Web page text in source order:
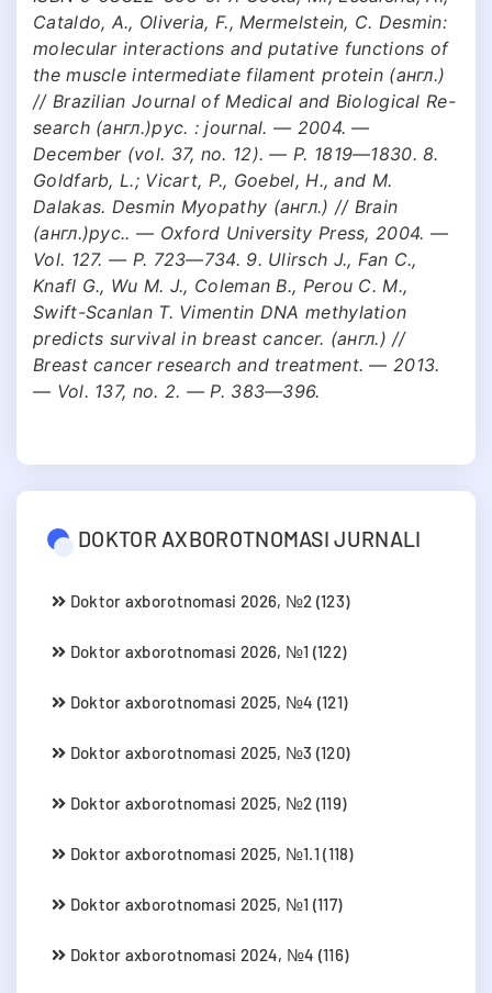
Cataldo, A., Oliveria, F., Mermelstein, C. Desmin:
molecular interactions and putative functions of
the muscle intermediate filament protein (англ.)
// Brazilian Journal of Medical and Biological Re-
search (англ.)рус. : journal. — 2004. —
December (vol. 37, no. 12). — P. 1819—1830. 8.
Goldfarb, L.; Vicart, P., Goebel, H., and M.
Dalakas. Desmin Myopathy (англ.) // Brain
(англ.)рус.. — Oxford University Press, 2004. —
Vol. 127. — P. 723—734. 9. Ulirsch J., Fan C.,
Knafl G., Wu M. J., Coleman B., Perou C. M.,
Swift-Scanlan T. Vimentin DNA methylation
predicts survival in breast cancer. (англ.) //
Breast cancer research and treatment. — 2013.
— Vol. 137, no. 2. — P. 383—396.
DOKTOR AXBOROTNOMASI JURNALI
Doktor axborotnomasi 2026, №2 (123)
Doktor axborotnomasi 2026, №1 (122)
Doktor axborotnomasi 2025, №4 (121)
Doktor axborotnomasi 2025, №3 (120)
Doktor axborotnomasi 2025, №2 (119)
Doktor axborotnomasi 2025, №1.1 (118)
Doktor axborotnomasi 2025, №1 (117)
Doktor axborotnomasi 2024, №4 (116)